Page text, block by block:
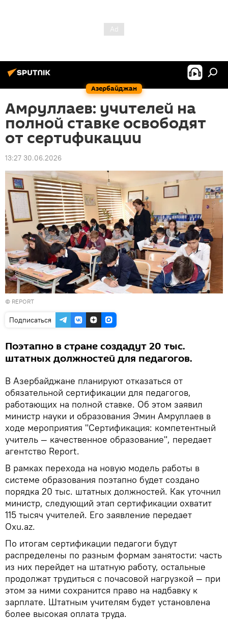
Азербайджан
Амруллаев: учителей на
полной ставке освободят
от сертификации
13:27 30.06.2026
© REPORT
Подписаться
Поэтапно в стране создадут 20 тыс.
штатных должностей для педагогов.
В Азербайджане планируют отказаться от
обязательной сертификации для педагогов,
работающих на полной ставке. Об этом заявил
министр науки и образования Эмин Амруллаев в
ходе мероприятия "Сертификация: компетентный
учитель — качественное образование", передает
агентство Report.
В рамках перехода на новую модель работы в
системе образования поэтапно будет создано
порядка 20 тыс. штатных должностей. Как уточнил
министр, следующий этап сертификации охватит
115 тысяч учителей. Его заявление передает
Oxu.az.
По итогам сертификации педагоги будут
распределены по разным формам занятости: часть
из них перейдет на штатную работу, остальные
продолжат трудиться с почасовой нагрузкой — при
этом за ними сохранится право на надбавку к
зарплате. Штатным учителям будет установлена
более высокая оплата труда.